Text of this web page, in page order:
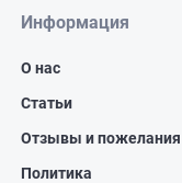
Информация
О нас
Статьи
Отзывы и пожелания
Политика